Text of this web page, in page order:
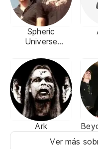
Spheric
Universe
Ark
Ver más